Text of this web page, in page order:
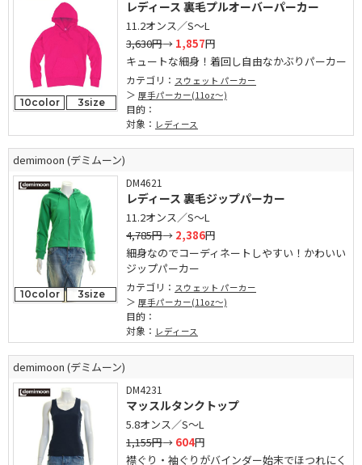
10color 3size
レディース 裏毛プルオーバーパーカー
11.2オンス／S～L
3,630円→ 1,857円
キュートな細身！着回し自由なかぶりパーカー
カテゴリ： スウェット パーカー
厚手パーカー(11oz～)
目的：
対象： レディース
demimoon (デミムーン)
10color 3size
DM4621
レディース 裏毛ジップパーカー
11.2オンス／S～L
4,785円→ 2,386円
細身なのでコーディネートしやすい！かわいい
ジップパーカー
カテゴリ： スウェット パーカー
厚手パーカー(11oz～)
目的：
対象： レディース
demimoon (デミムーン)
DM4231
マッスルタンクトップ
5.8オンス／S～L
1,155円→ 604円
襟ぐり・袖ぐりがバインダー始末でほつれにく